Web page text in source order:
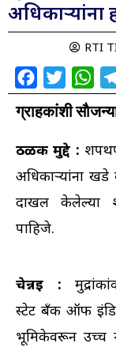
अधिकाऱ्यांना
RTI
FacebookTwitter
ग्राहकांशी
ठळक मुद्दे :
अधिकाऱ्यांना खडे
दाखल केलेल्या
पाहिजे.
चेन्नई :
स्टेट बँक ऑफ
भूमिकेवरून उच्च